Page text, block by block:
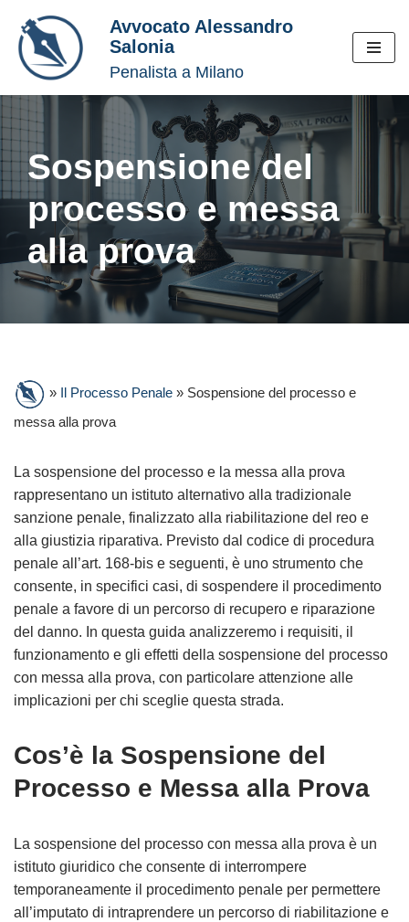
Vai
al
contenuto
Avvocato Alessandro
Salonia
Penalista a Milano
Sospensione del
processo e messa
alla prova
» Il Processo Penale » Sospensione del processo e
messa alla prova
La sospensione del processo e la messa alla prova
rappresentano un istituto alternativo alla tradizionale
sanzione penale, finalizzato alla riabilitazione del reo e
alla giustizia riparativa. Previsto dal codice di procedura
penale all’art. 168-bis e seguenti, è uno strumento che
consente, in specifici casi, di sospendere il procedimento
penale a favore di un percorso di recupero e riparazione
del danno. In questa guida analizzeremo i requisiti, il
funzionamento e gli effetti della sospensione del processo
con messa alla prova, con particolare attenzione alle
implicazioni per chi sceglie questa strada.
Cos’è la Sospensione del
Processo e Messa alla Prova
La sospensione del processo con messa alla prova è un
istituto giuridico che consente di interrompere
temporaneamente il procedimento penale per permettere
all’imputato di intraprendere un percorso di riabilitazione e